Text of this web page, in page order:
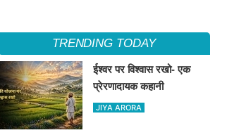
TRENDING TODAY
ईश्वर पर विश्वास रखो- एक
प्रेरणादायक कहानी
JIYA ARORA